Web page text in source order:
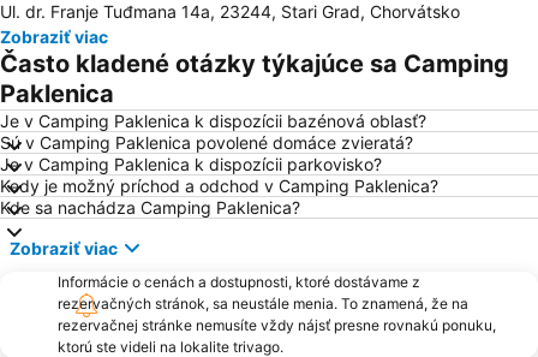
Morský organ
Porto di Zadar
Grad Biograd na Moru
Ždrijac
Avtobusni kolodvor Zadar - Liburnija
Sveti Šime
Forum
Velebit
Bosana
Ferry Biograd-Tkon
Dražica
ŽP Zadar
Ul. dr. Franje Tuđmana 14a, 23244, Stari Grad, Chorvátsko
Zobraziť viac
Často kladené otázky týkajúce sa Camping
Paklenica
Je v Camping Paklenica k dispozícii bazénová oblasť?
Sú v Camping Paklenica povolené domáce zvieratá?
Je v Camping Paklenica k dispozícii parkovisko?
Kedy je možný príchod a odchod v Camping Paklenica?
Kde sa nachádza Camping Paklenica?
Zobraziť viac
Informácie o cenách a dostupnosti, ktoré dostávame z
rezervačných stránok, sa neustále menia. To znamená, že na
rezervačnej stránke nemusíte vždy nájsť presne rovnakú ponuku,
ktorú ste videli na lokalite trivago.